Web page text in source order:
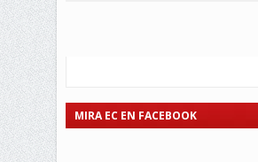
MIRA EC EN FACEBOOK